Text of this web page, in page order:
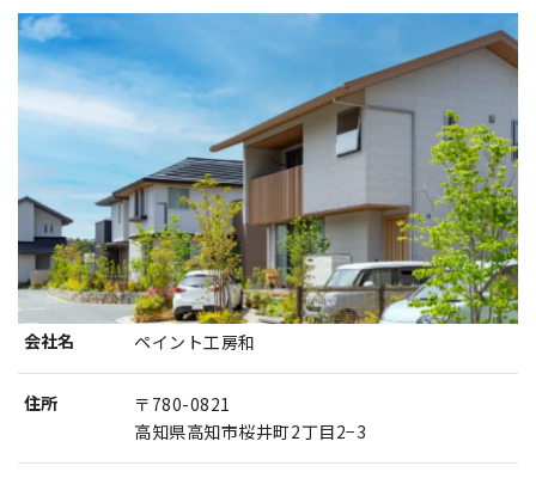
会社名 ペイント工房和
住所
〒780-0821
高知県高知市桜井町2丁目2−3